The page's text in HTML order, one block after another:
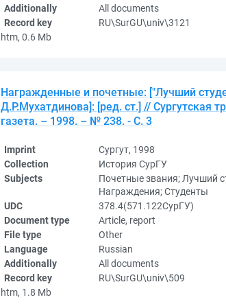
Additionally
All documents
Record key
RU\SurGU\univ\3121
htm, 0.6 Mb
Награжденные и почетные: ["Лучший
Д.Р.Мухатдинова]: [ред. ст.] // Сургутская
газета. – 1998. – № 238. - С. 3
Imprint
Сургут, 1998
Collection
История СурГУ
Subjects
Почетные звания; Лучший
Награждения; Студенты
UDC
378.4(571.122СурГУ)
Document type
Article, report
File type
Other
Language
Russian
Additionally
All documents
Record key
RU\SurGU\univ\509
htm, 1.8 Mb